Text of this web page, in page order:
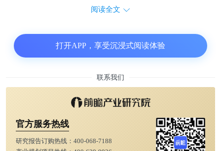
阅读全文
打开APP，享受沉浸式阅读体验
联系我们
官方服务热线
研究报告订购热线： 400-068-7188